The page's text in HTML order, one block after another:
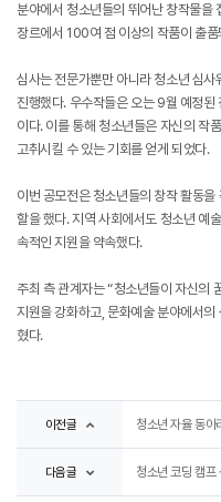
분야에서 청소년들의 뛰어난 창작물을
장르에서 100여 점 이상의 작품이 출
심사는 전문가뿐만 아니라 청소년 심
진행했다. 우수작들은 오는 9월 예정
이다. 이를 통해 청소년들은 자신의 작
고취시킬 수 있는 기회를 얻게 되었다.
이번 공모전은 청소년들의 창작 활동
할을 했다. 지역 사회에서도 청소년 예
속적인 지원을 약속했다.
주최 측 관계자는 “청소년들이 자신의
지원을 강화하고, 문화예술 분야에서
혔다.
이전글
다음글 청소년 코딩 캠프